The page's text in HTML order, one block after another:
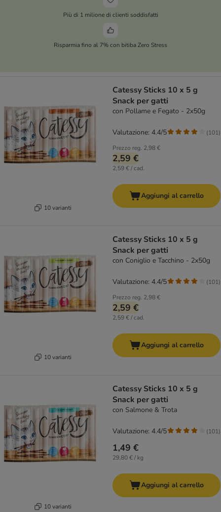
Più di 1 milione di clienti soddisfatti
Risparmia fino al 7% con bitiba Zero Stress
10 varianti
Catessy Sticks 10 x 5 g
Snack per gatti
con Pollame e Fegato - 2x50g
Prezzo reg. 2,98 €
2,59 €
2,59 € / cad.
Valutazione: 4.4/5 (101)
Aggiungi al carrello
10 varianti
Catessy Sticks 10 x 5 g
Snack per gatti
con Coniglio e Tacchino - 2x50g
Prezzo reg. 2,98 €
2,59 €
2,59 € / cad.
Valutazione: 4.4/5 (101)
Aggiungi al carrello
10 varianti
Catessy Sticks 10 x 5 g
Snack per gatti
con Salmone & Trota
1,49 €
29,80 € / kg
Valutazione: 4.4/5 (101)
Aggiungi al carrello